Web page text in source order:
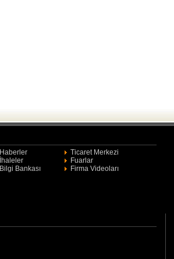
Haberler
Ticaret Merkezi
İhaleler
Fuarlar
Bilgi Bankası
Firma Videoları